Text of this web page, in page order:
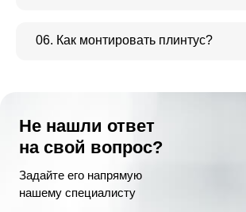
06. Как монтировать плинтус?
Не нашли ответ
на свой вопрос?
Задайте его напрямую
нашему специалисту